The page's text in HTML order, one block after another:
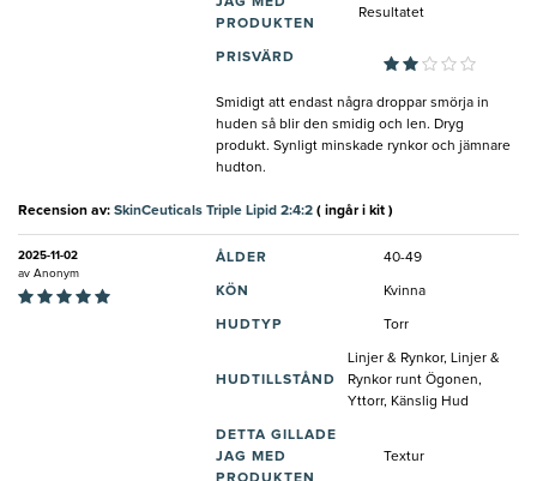
JAG MED
PRODUKTEN
Resultatet
PRISVÄRD
Smidigt att endast några droppar smörja in
huden så blir den smidig och len. Dryg
produkt. Synligt minskade rynkor och jämnare
hudton.
Recension av: SkinCeuticals Triple Lipid 2:4:2 ( ingår i kit )
2025-11-02
av Anonym
ÅLDER 40-49
KÖN Kvinna
HUDTYP Torr
HUDTILLSTÅND
Linjer & Rynkor, Linjer &
Rynkor runt Ögonen,
Yttorr, Känslig Hud
DETTA GILLADE
JAG MED
Textur